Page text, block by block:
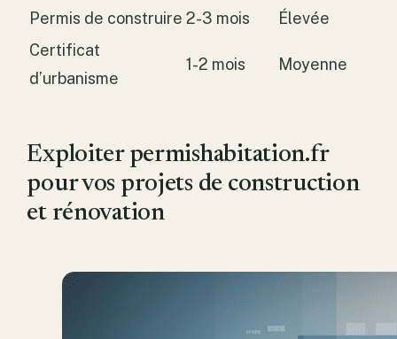
Permis de construire 2-3 mois
Élevée
Certificat
d’urbanisme
1-2 mois Moyenne
Exploiter permishabitation.fr
pour vos projets de construction
et rénovation